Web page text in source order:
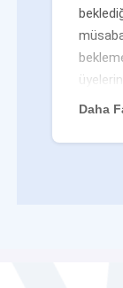
veya
Daha